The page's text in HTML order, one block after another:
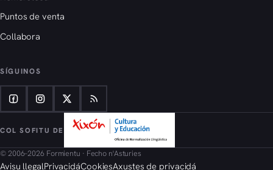
Puntos de venta
Collabora
SÍGUINOS
COL SOFITU DE
© 2006–2026 Formientu · Fecho n'Asturies
Avisu llegalPrivacidáCookiesAxustes de privacidá